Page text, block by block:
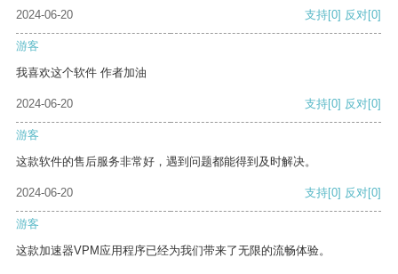
2024-06-20 支持[0] 反对[0]
游客
我喜欢这个软件 作者加油
2024-06-20 支持[0] 反对[0]
游客
这款软件的售后服务非常好，遇到问题都能得到及时解决。
2024-06-20 支持[0] 反对[0]
游客
这款加速器VPM应用程序已经为我们带来了无限的流畅体验。